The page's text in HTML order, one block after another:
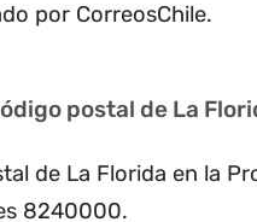
por CorreosChile.
postal de La
de La Florida en la
8240000.